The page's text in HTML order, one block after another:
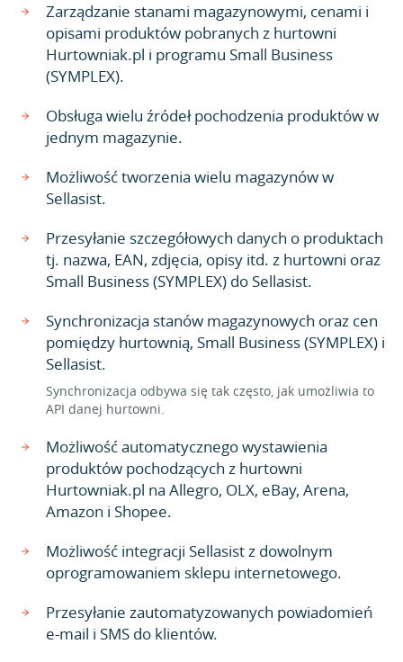
Zarządzanie stanami magazynowymi, cenami i
opisami produktów pobranych z hurtowni
Hurtowniak.pl i programu Small Business
(SYMPLEX).
Obsługa wielu źródeł pochodzenia produktów w
jednym magazynie.
Możliwość tworzenia wielu magazynów w
Sellasist.
Przesyłanie szczegółowych danych o produktach
tj. nazwa, EAN, zdjęcia, opisy itd. z hurtowni oraz
Small Business (SYMPLEX) do Sellasist.
Synchronizacja stanów magazynowych oraz cen
pomiędzy hurtownią, Small Business (SYMPLEX) i
Sellasist.
Synchronizacja odbywa się tak często, jak umożliwia to
API danej hurtowni.
Możliwość automatycznego wystawienia
produktów pochodzących z hurtowni
Hurtowniak.pl na Allegro, OLX, eBay, Arena,
Amazon i Shopee.
Możliwość integracji Sellasist z dowolnym
oprogramowaniem sklepu internetowego.
Przesyłanie zautomatyzowanych powiadomień
e-mail i SMS do klientów.